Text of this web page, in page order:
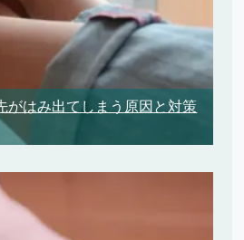
がはみ出てしまう原因と対策